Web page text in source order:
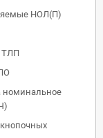
НОЛ(П)
ТЛП
номинальное